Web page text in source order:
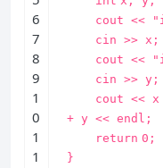
6
7
8
9
1
0
1
1
cout <<
cin >> x;
cout <<
cin >> y;
cout << x
+ y << endl;
return 0;
}